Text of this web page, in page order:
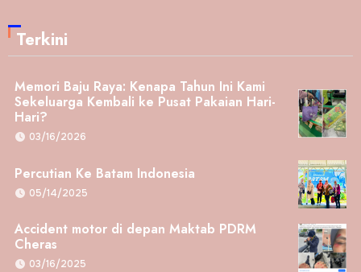
Terkini
Memori Baju Raya: Kenapa Tahun Ini Kami
Sekeluarga Kembali ke Pusat Pakaian Hari-
Hari?
03/16/2026
Percutian Ke Batam Indonesia
05/14/2025
Accident motor di depan Maktab PDRM
Cheras
03/16/2025